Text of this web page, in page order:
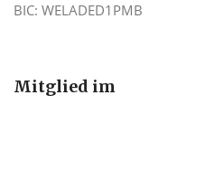
BIC: WELADED1PMB
Mitglied im